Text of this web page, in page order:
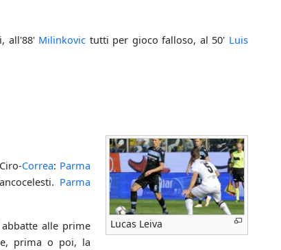
all'88' Milinkovic tutti per gioco falloso, al 50' Luis
Lucas Leiva
Correa: Parma
Parma
alle prime
prima o poi, la